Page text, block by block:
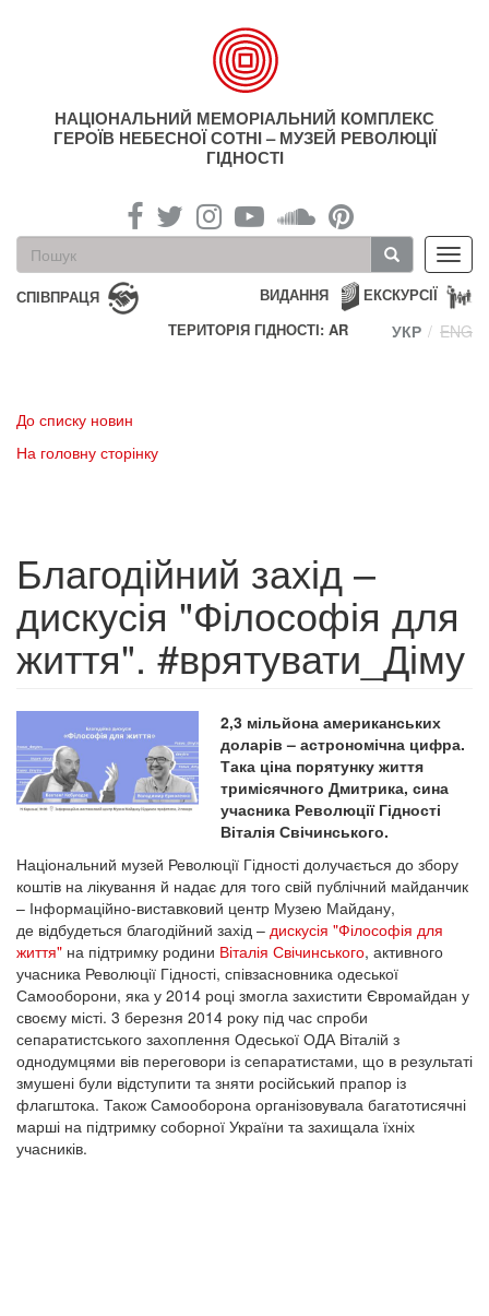
НАЦІОНАЛЬНИЙ МЕМОРІАЛЬНИЙ КОМПЛЕКС
ГЕРОЇВ НЕБЕСНОЇ СОТНІ – МУЗЕЙ РЕВОЛЮЦІЇ
ГІДНОСТІ
Пошукова
форма
Пошук
СПІВПРАЦЯ ЕКСКУРСІЇ
ВИДАННЯ
ТЕРИТОРІЯ ГІДНОСТІ: AR
УКР ENG
До списку новин
На головну сторінку
Благодійний захід –
дискусія "Філософія для
життя". #врятувати_Діму
2,3 мільйона американських
доларів – астрономічна цифра.
Така ціна порятунку життя
тримісячного Дмитрика, сина
учасника Революції Гідності
Віталія Свічинського.
Національний музей Революції Гідності долучається до збору
коштів на лікування й надає для того свій публічний майданчик
– Інформаційно-виставковий центр Музею Майдану,
де відбудеться благодійний захід – дискусія "Філософія для
життя" на підтримку родини Віталія Свічинського, активного
учасника Революції Гідності, співзасновника одеської
Самооборони, яка у 2014 році змогла захистити Євромайдан у
своєму місті. 3 березня 2014 року під час спроби
сепаратистського захоплення Одеської ОДА Віталій з
однодумцями вів переговори із сепаратистами, що в результаті
змушені були відступити та зняти російський прапор із
флагштока. Також Самооборона організовувала багатотисячні
марші на підтримку соборної України та захищала їхніх
учасників.